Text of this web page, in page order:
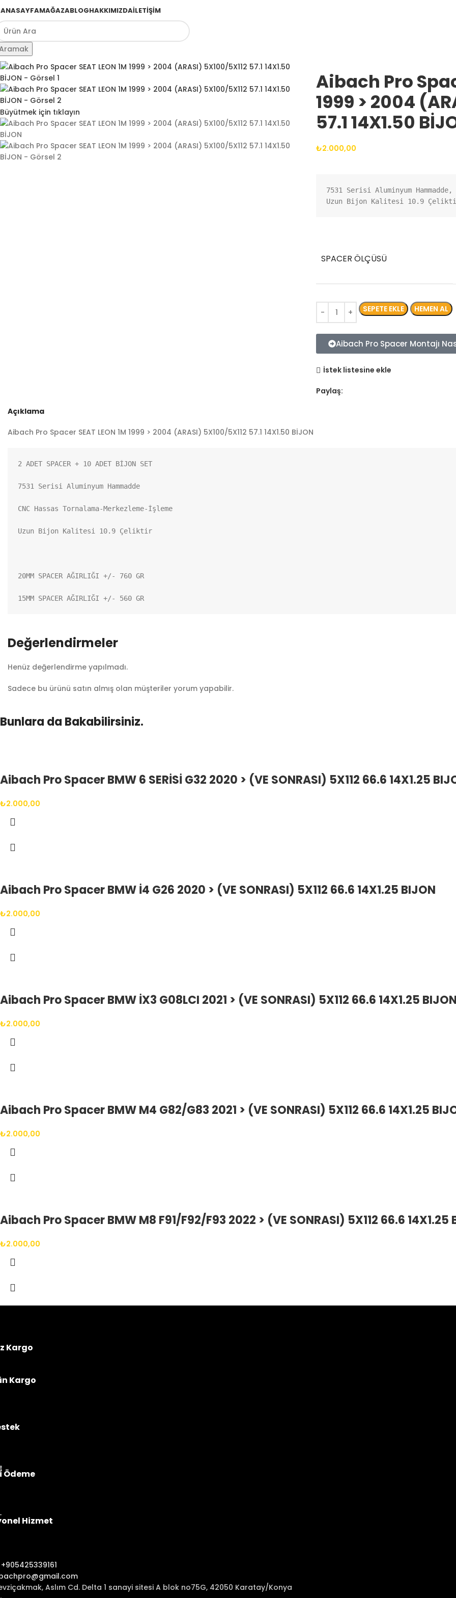
ANASAYFAMAĞAZABLOGHAKKIMIZDAİLETIŞIM
Büyütmek için tıklayın
Aibach Pro
1999 > 2004
57.1 14X1.50
₺2.000,00
7531 Serisi Aluminyum
Uzun Bijon Kalitesi 10.9
SPACER ÖLÇÜSÜ
SEPETE EKLE HEMEN AL
Aibach Pro Spacer Montajı
İstek listesine ekle
Paylaş:
Açıklama
Aibach Pro Spacer SEAT LEON 1M 1999 > 2004 (ARASI) 5X100/5X112 57.1 14X1.50 BİJON
2 ADET SPACER + 10 ADET BİJON SET
7531 Serisi Aluminyum Hammadde
CNC Hassas Tornalama-Merkezleme-İşleme
Uzun Bijon Kalitesi 10.9 Çeliktir
20MM SPACER AĞIRLIĞI +/- 760 GR
15MM SPACER AĞIRLIĞI +/- 560 GR
Değerlendirmeler
Henüz değerlendirme yapılmadı.
Sadece bu ürünü satın almış olan müşteriler yorum yapabilir.
Bunlara da Bakabilirsiniz.
Aibach Pro Spacer BMW 6 SERİSİ G32 2020 > (VE SONRASI) 5X112 66.6 14X1.25
₺2.000,00
Aibach Pro Spacer BMW İ4 G26 2020 > (VE SONRASI) 5X112 66.6 14X1.25 BIJON
₺2.000,00
Aibach Pro Spacer BMW İX3 G08LCI 2021 > (VE SONRASI) 5X112 66.6 14X1.25
₺2.000,00
Aibach Pro Spacer BMW M4 G82/G83 2021 > (VE SONRASI) 5X112 66.6 14X1.25
₺2.000,00
Aibach Pro Spacer BMW M8 F91/F92/F93 2022 > (VE SONRASI) 5X112 66.6 14X1.25
₺2.000,00
Kargo
Kargo
Ödeme
Hizmet
+905425339161
Aslım Cd. Delta 1 sanayi sitesi A blok no75G, 42050 Karatay/Konya